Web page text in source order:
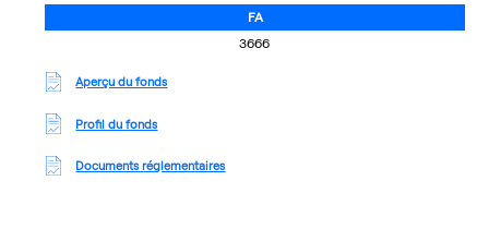
FA
3666
Aperçu du fonds
Profil du fonds
Documents réglementaires